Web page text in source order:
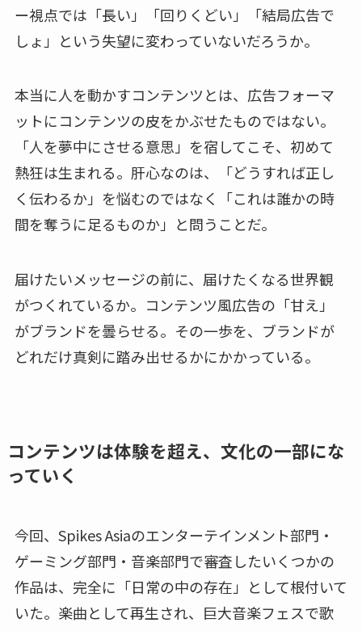
ー視点では「長い」「回りくどい」「結局広告で
しょ」という失望に変わっていないだろうか。
本当に人を動かすコンテンツとは、広告フォーマ
ットにコンテンツの皮をかぶせたものではない。
「人を夢中にさせる意思」を宿してこそ、初めて
熱狂は生まれる。肝心なのは、「どうすれば正し
く伝わるか」を悩むのではなく「これは誰かの時
間を奪うに足るものか」と問うことだ。
届けたいメッセージの前に、届けたくなる世界観
がつくれているか。コンテンツ風広告の「甘え」
がブランドを曇らせる。その一歩を、ブランドが
どれだけ真剣に踏み出せるかにかかっている。
コンテンツは体験を超え、文化の一部にな
っていく
今回、Spikes Asiaのエンターテインメント部門・
ゲーミング部門・音楽部門で審査したいくつかの
作品は、完全に「日常の中の存在」として根付いて
いた。楽曲として再生され、巨大音楽フェスで歌